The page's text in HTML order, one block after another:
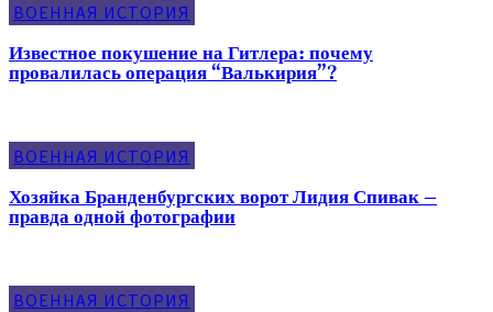
ВОЕННАЯ ИСТОРИЯ
Известное покушение на Гитлера: почему
провалилась операция “Валькирия”?
ВОЕННАЯ ИСТОРИЯ
Хозяйка Бранденбургских ворот Лидия Спивак –
правда одной фотографии
ВОЕННАЯ ИСТОРИЯ